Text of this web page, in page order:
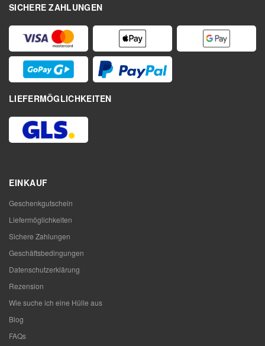
SICHERE ZAHLUNGEN
LIEFERMÖGLICHKEITEN
EINKAUF
Geschenkgutschein
Liefermöglichkeiten
Sichere Zahlungen
Geschäftsbedingungen
Datenschutzerklärung
Rezension
Wie suche ich eine Hülle aus
Blog
FAQs